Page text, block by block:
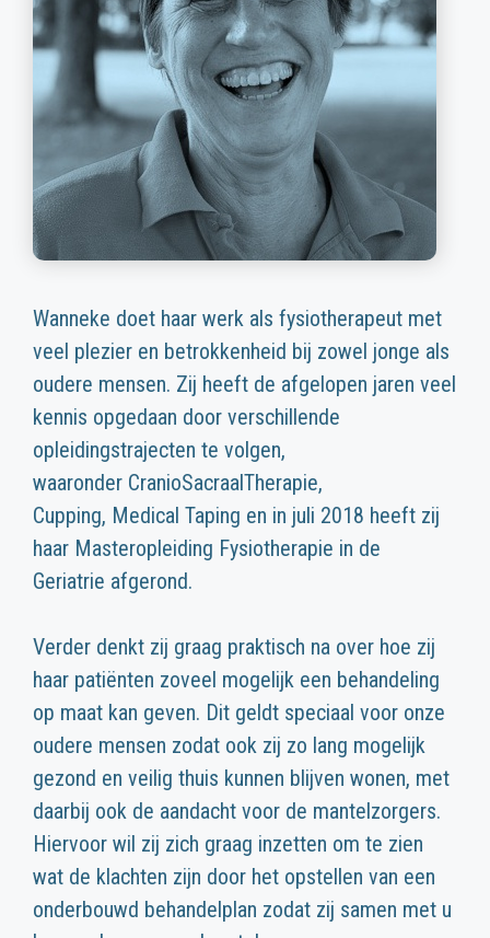
Wanneke doet haar werk als fysiotherapeut met
veel plezier en betrokkenheid bij zowel jonge als
oudere mensen. Zij heeft de afgelopen jaren veel
kennis opgedaan door verschillende
opleidingstrajecten te volgen,
waaronder CranioSacraalTherapie,
Cupping, Medical Taping en in juli 2018 heeft zij
haar Masteropleiding Fysiotherapie in de
Geriatrie afgerond.
Verder denkt zij graag praktisch na over hoe zij
haar patiënten zoveel mogelijk een behandeling
op maat kan geven. Dit geldt speciaal voor onze
oudere mensen zodat ook zij zo lang mogelijk
gezond en veilig thuis kunnen blijven wonen, met
daarbij ook de aandacht voor de mantelzorgers.
Hiervoor wil zij zich graag inzetten om te zien
wat de klachten zijn door het opstellen van een
onderbouwd behandelplan zodat zij samen met u